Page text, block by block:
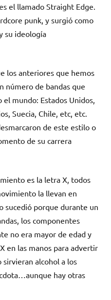
el llamado Straight Edge.
punk, y surgió como
su ideología
los anteriores que hemos
número de bandas que
mundo: Estados Unidos,
Suecia, Chile, etc, etc.
de este estilo o
de su carrera
es la letra X, todos
la llevan en
sucedió porque durante un
los componentes
no era mayor de edad y
en las manos para advertir
sirvieran alcohol a los
hay otras